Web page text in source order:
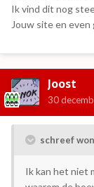
Ik vind dit nog
Jouw site en
Joost
30
schreef
Ik kan het niet